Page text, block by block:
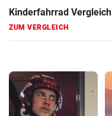
Kinderfahrrad Vergleich
ZUM VERGLEICH